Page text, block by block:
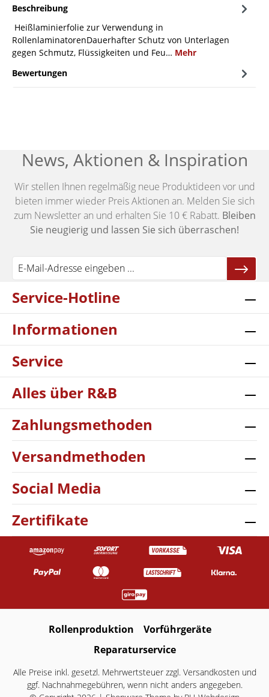
Beschreibung
Heißlaminierfolie zur Verwendung in
RollenlaminatorenDauerhafter Schutz von Unterlagen
gegen Schmutz, Flüssigkeiten und Feu… Mehr
Bewertungen
News, Aktionen & Inspiration
Wir stellen Ihnen regelmäßig neue Produktideen vor und
bieten immer wieder Preis Aktionen an. Melden Sie sich
zum Newsletter an und erhalten Sie 10 € Rabatt. Bleiben
Sie neugierig und lassen Sie sich überraschen!
Service-Hotline
Informationen
Service
Alles über R&B
Zahlungsmethoden
Versandmethoden
Social Media
Zertifikate
Rollenproduktion
Vorführgeräte
Reparaturservice
Alle Preise inkl. gesetzl. Mehrwertsteuer zzgl. Versandkostenund
ggf. Nachnahmegebühren, wenn nicht anders angegeben.